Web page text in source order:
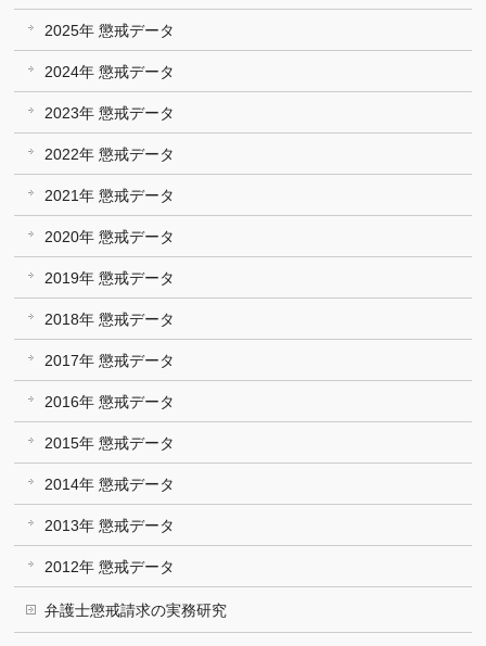
2025年 懲戒データ
2024年 懲戒データ
2023年 懲戒データ
2022年 懲戒データ
2021年 懲戒データ
2020年 懲戒データ
2019年 懲戒データ
2018年 懲戒データ
2017年 懲戒データ
2016年 懲戒データ
2015年 懲戒データ
2014年 懲戒データ
2013年 懲戒データ
2012年 懲戒データ
弁護士懲戒請求の実務研究